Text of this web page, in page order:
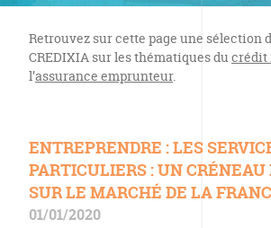
Retrouvez sur cette page une sélection
CREDIXIA sur les thématiques du crédit
l’assurance emprunteur.
ENTREPRENDRE : LES
PARTICULIERS : UN CRÉNEAU
SUR LE MARCHÉ DE LA
01/01/2020